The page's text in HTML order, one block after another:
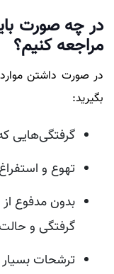
در چه صورت
مراجعه کنیم؟
در صورت داشتن
بگیرید:
گرفتگی‌هایی که بیش از 2 یا
تهوع و
گرفتگی و